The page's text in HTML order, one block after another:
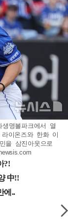
명볼파크에서 열
이온즈와 한화 이
을 삼진아웃으로